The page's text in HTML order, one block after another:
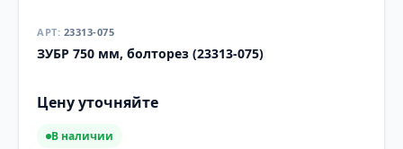
23313-075
ЗУБР 750 мм, болторез (23313-075)
Цену уточняйте
В наличии